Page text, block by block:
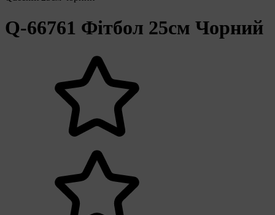
Q-66761 Фітбол 25см Чорний